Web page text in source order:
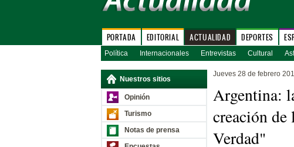
PORTADA EDITORIAL ACTUALIDAD DEPORTES
Política Internacionales Entrevistas Cultural
Nuestros sitios
Opinión
Turismo
Notas de prensa
Jueves 28 de febrero
Argentina:
creación
Verdad"